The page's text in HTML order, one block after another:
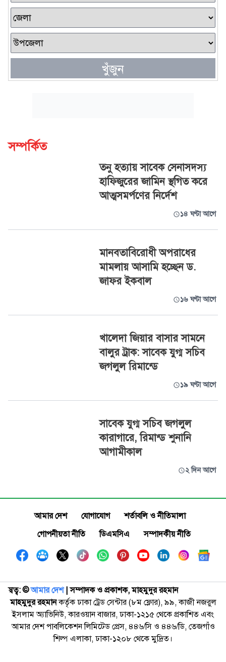
খুঁজুন
সম্পর্কিত
তনু হত্যায় সাবেক সেনাসদস্য
হাফিজুরের জামিন স্থগিত করে
আত্মসমর্পণের নির্দেশ
১৪ ঘণ্টা আগে
মানবতাবিরোধী অপরাধের
মামলায় আসামি হচ্ছেন ড.
জাফর ইকবাল
১৬ ঘণ্টা আগে
খালেদা জিয়ার বাসার সামনে
বালুর ট্রাক: সাবেক যুগ্ম সচিব
জগলুল রিমান্ডে
১৯ ঘণ্টা আগে
সাবেক যুগ্ম সচিব জগলুল
কারাগারে, রিমান্ড শুনানি
আগামীকাল
২ দিন আগে
আমার দেশ যোগাযোগ
শর্তাবলি ও নীতিমালা
গোপনীয়তা নীতি
ডিএমসিএ সম্পাদকীয় নীতি
স্বত্ব: ©️আমার দেশ| সম্পাদক ও প্রকাশক, মাহমুদুর রহমান
মাহমুদুর রহমানকর্তৃক ঢাকা ট্রেড সেন্টার (৮ম ফ্লোর), ৯৯, কাজী নজরুল
ইসলাম অ্যাভিনিউ, কারওয়ান বাজার, ঢাকা-১২১৫ থেকে প্রকাশিত এবং
আমার দেশ পাবলিকেশন লিমিটেড প্রেস, ৪৪৬/সি ও ৪৪৬/ডি, তেজগাঁও
শিল্প এলাকা, ঢাকা-১২০৮ থেকে মুদ্রিত।